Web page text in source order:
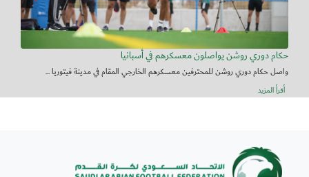
حكام دوري روشن يواصلون معسكرهم في أسبانيا
واصل حكام دوري روشن للمحترفين معسكرهم الخارجي المقام في مدينة فيتوريا ...
أقرأ المزيد